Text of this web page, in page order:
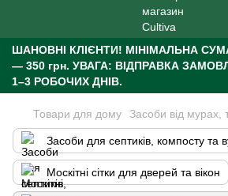
ШАНОВНІ КЛІЄНТИ! МІНІМАЛЬНА
— 350 грн. УВАГА: ВІДПРАВКА
1–3 РОБОЧИХ ДНІВ.
Товари для дому Засоби від мурах,
Засоби для септиків, компосту та
Москітні сітки для дверей та вікон